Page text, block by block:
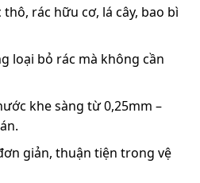
thô, rác hữu cơ, lá cây, bao bì
loại bỏ rác mà không cần
khe sàng từ 0,25mm –
giản, thuận tiện trong vệ